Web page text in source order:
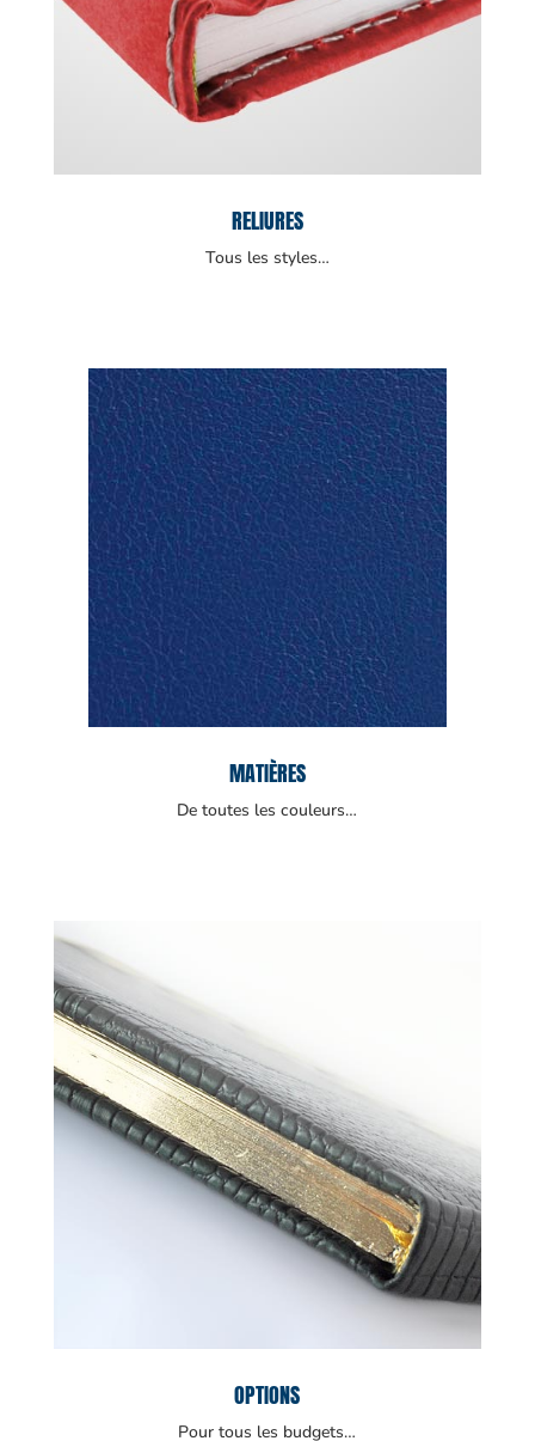
RELIURES
Tous les styles…
MATIÈRES
De toutes les couleurs…
OPTIONS
Pour tous les budgets…